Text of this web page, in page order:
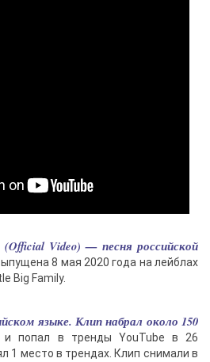
Video) — песня российской
8 мая 2020 года на лейблах
Big Family.
языке. Клип набрал около 150
и попал в тренды YouTube в 26
1 место в трендах. Клип снимали в